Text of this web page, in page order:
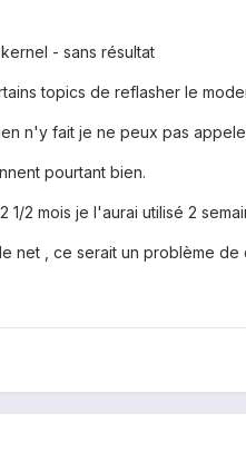
- sans résultat
topics de reflasher le
n'y fait je ne peux pas
pourtant bien.
1/2 mois je l'aurai utilisé 2
net , ce serait un problème